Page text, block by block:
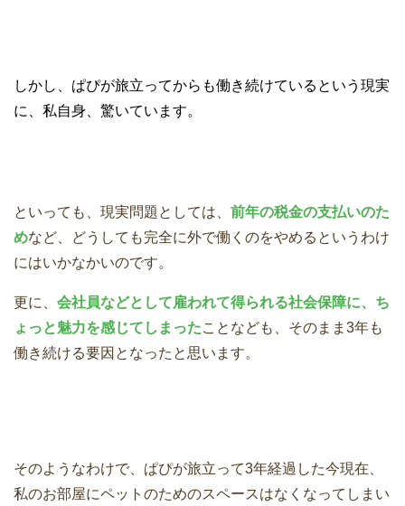
しかし、ぱぴが旅立ってからも働き続けているという現実
に、私自身、驚いています。
といっても、現実問題としては、 前年の税金の支払いのた
めなど、どうしても完全に外で働くのをやめるというわけ
にはいかなかいのです。
更に、 会社員などとして雇われて得られる社会保障に、ち
ょっと魅力を感じてしまったことなども、そのまま3年も
働き続ける要因となったと思います。
そのようなわけで、ぱぴが旅立って3年経過した今現在、
私のお部屋にペットのためのスペースはなくなってしまい